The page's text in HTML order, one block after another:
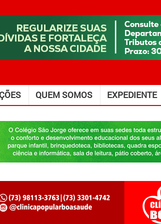
QUEM SOMOS EXPEDIENTE